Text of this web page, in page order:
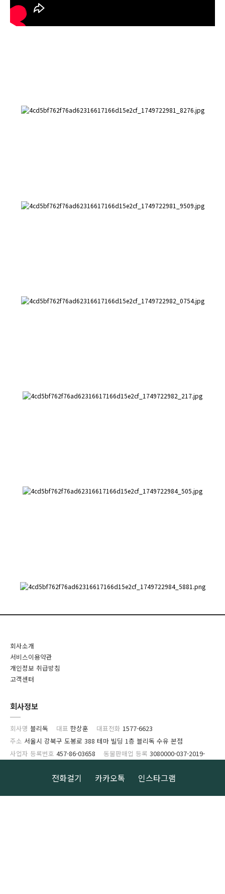
회사소개
서비스이용약관
개인정보 취급방침
고객센터
회사정보
회사명 블리독 대표 한상훈 대표전화 1577-6623
주소 서울시 강북구 도봉로 388 테마 빌딩 1층 블리독 수유 본점
사업자 등록번호 457-86-03658 동물판매업 등록 3080000-037-2019-
개인정보관리책임자블리독(velydog0601@naver.com)
전화걸기 카카오톡 인스타그램